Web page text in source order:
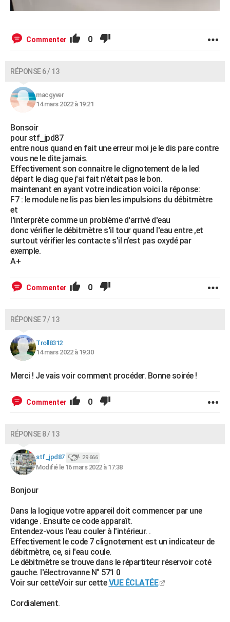
Commenter 0
RÉPONSE 6 / 13
macgyver
14 mars 2022 à 19:21
Bonsoir
pour stf_jpd87
entre nous quand en fait une erreur moi je le dis pare contre
vous ne le dite jamais.
Effectivement son connaitre le clignotement de la led
départ le diag que j'ai fait n'était pas le bon.
maintenant en ayant votre indication voici la réponse:
F7 : le module ne lis pas bien les impulsions du débitmètre
et
l'interprète comme un problème d'arrivé d'eau
donc vérifier le débitmètre s'il tour quand l'eau entre ,et
surtout vérifier les contacte s'il n’est pas oxydé par
exemple.
A+
Commenter 0
RÉPONSE 7 / 13
Troll8312
14 mars 2022 à 19:30
Merci ! Je vais voir comment procéder. Bonne soirée !
Commenter 0
RÉPONSE 8 / 13
stf_jpd87 29 666
Modifié le 16 mars 2022 à 17:38
Bonjour
Dans la logique votre appareil doit commencer par une
vidange . Ensuite ce code apparaît.
Entendez-vous l'eau couler à l'intérieur. .
Effectivement le code 7 clignotement est un indicateur de
débitmètre, ce, si l'eau coule.
Le débitmètre se trouve dans le répartiteur réservoir coté
gauche. l'électrovanne N° 571 0
Voir sur cetteVoir sur cetteVUE ÉCLATÉE
Cordialement.